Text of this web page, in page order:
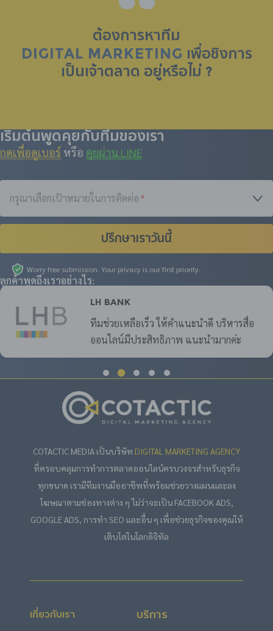
ต้องการหาทีม
DIGITAL MARKETING เพื่อชิงการ
เป็นเจ้าตลาด อยู่หรือไม่ ?
ลูกค้าพูดถึงเราอย่างไร:
LH Bank
ทีมช่วยเหลือเร็ว ให้คำแนะนำดี บริหารสื่อ
ออนไลน์มีประสิทธิภาพ แนะนำมากค่ะ
เริ่มต้นพูดคุยกับทีมของเรา
กดเพื่อดูเบอร์ หรือ คุยผ่าน LINE
กรุณาเลือกเป้าหมายในการติดต่อ*
ปรึกษาเราวันนี้
Worry free submission. Your privacy is our first priority.
COTACTIC MEDIA เป็นบริษัท DIGITAL MARKETING AGENCY
ที่ครอบคลุมการทำการตลาดออนไลน์ครบวงจรสำหรับธุรกิจ
ทุกขนาด เรามีทีมงานมืออาชีพที่พร้อมช่วยวางแผนและลง
โฆษณาตามช่องทางต่าง ๆ ไม่ว่าจะเป็น FACEBOOK ADS,
GOOGLE ADS, การทำ SEO และอื่น ๆ เพื่อช่วยธุรกิจของคุณให้
เติบโตในโลกดิจิทัล
เกี่ยวกับเรา บริการ